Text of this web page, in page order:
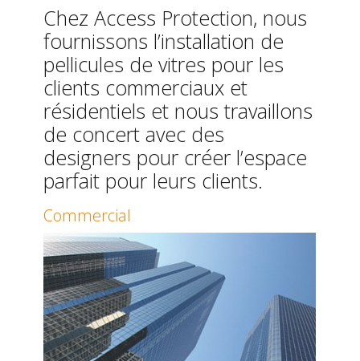
Chez Access Protection, nous
fournissons l’installation de
pellicules de vitres pour les
clients commerciaux et
résidentiels et nous travaillons
de concert avec des
designers pour créer l’espace
parfait pour leurs clients.
Commercial